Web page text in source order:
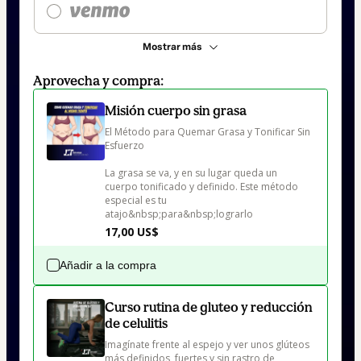
Mostrar más
Aprovecha y compra:
Misión cuerpo sin grasa
El Método para Quemar Grasa y Tonificar Sin
Esfuerzo
La grasa se va, y en su lugar queda un
cuerpo tonificado y definido. Este método
especial es tu
atajo&nbsp;para&nbsp;lograrlo
17,00 US$
Añadir a la compra
Curso rutina de gluteo y reducción
de celulitis
Imagínate frente al espejo y ver unos glúteos
más definidos, fuertes y sin rastro de